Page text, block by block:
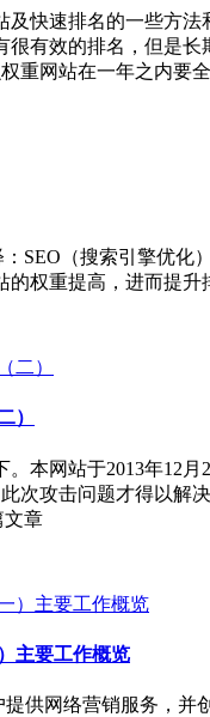
速排名的一些方法和
有效的排名，但是
重网站在一年之内要
（搜索引擎优化
的权重提高，进而提
）
本网站于2013年12
次攻击问题才得以解
文章
主要工作概览
供网络营销服务，